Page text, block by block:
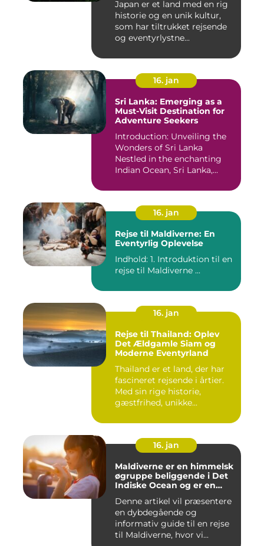
Japan er et land med en rig
historie og en unik kultur,
som har tiltrukket rejsende
og eventyrlystne...
16. jan
Sri Lanka: Emerging as a
Must-Visit Destination for
Adventure Seekers
Introduction: Unveiling the
Wonders of Sri Lanka
Nestled in the enchanting
Indian Ocean, Sri Lanka,...
16. jan
Rejse til Maldiverne: En
Eventyrlig Oplevelse
Indhold: 1. Introduktion til en
rejse til Maldiverne ...
16. jan
Rejse til Thailand: Oplev
Det Ældgamle Siam og
Moderne Eventyrland
Thailand er et land, der har
fascineret rejsende i årtier.
Med sin rige historie,
gæstfrihed, unikke...
16. jan
Maldiverne er en himmelsk
øgruppe beliggende i Det
Indiske Ocean og er en
rejsende og eventyrlystne
Denne artikel vil præsentere
en dybdegående og
informativ guide til en rejse
til Maldiverne, hvor vi...